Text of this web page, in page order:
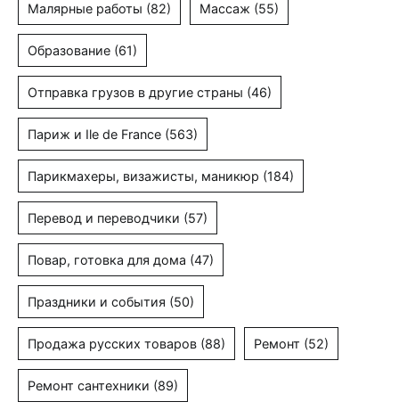
Малярные работы (82) Массаж (55)
Образование (61)
Отправка грузов в другие страны (46)
Париж и Ile de France (563)
Парикмахеры, визажисты, маникюр (184)
Перевод и переводчики (57)
Повар, готовка для дома (47)
Праздники и события (50)
Продажа русских товаров (88) Ремонт (52)
Ремонт сантехники (89)